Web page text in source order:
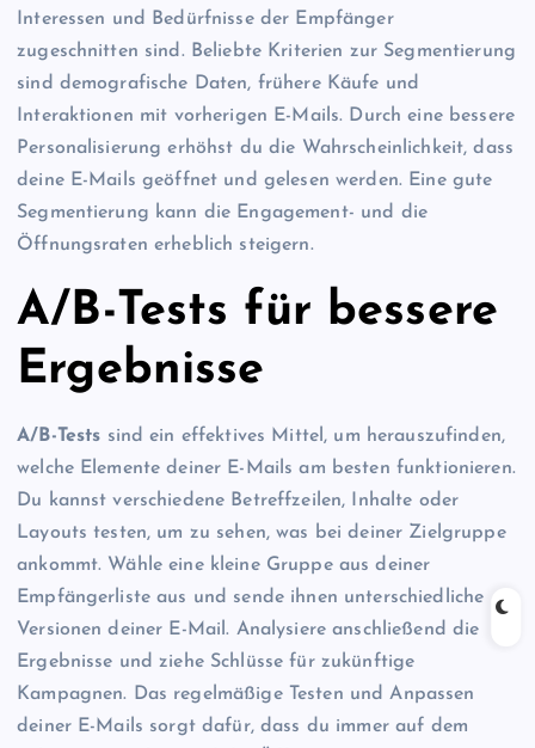
Interessen und Bedürfnisse der Empfänger
zugeschnitten sind. Beliebte Kriterien zur Segmentierung
sind demografische Daten, frühere Käufe und
Interaktionen mit vorherigen E-Mails. Durch eine bessere
Personalisierung erhöhst du die Wahrscheinlichkeit, dass
deine E-Mails geöffnet und gelesen werden. Eine gute
Segmentierung kann die Engagement- und die
Öffnungsraten erheblich steigern.
A/B-Tests für bessere
Ergebnisse
A/B-Tests sind ein effektives Mittel, um herauszufinden,
welche Elemente deiner E-Mails am besten funktionieren.
Du kannst verschiedene Betreffzeilen, Inhalte oder
Layouts testen, um zu sehen, was bei deiner Zielgruppe
ankommt. Wähle eine kleine Gruppe aus deiner
Empfängerliste aus und sende ihnen unterschiedliche
Versionen deiner E-Mail. Analysiere anschließend die
Ergebnisse und ziehe Schlüsse für zukünftige
Kampagnen. Das regelmäßige Testen und Anpassen
deiner E-Mails sorgt dafür, dass du immer auf dem